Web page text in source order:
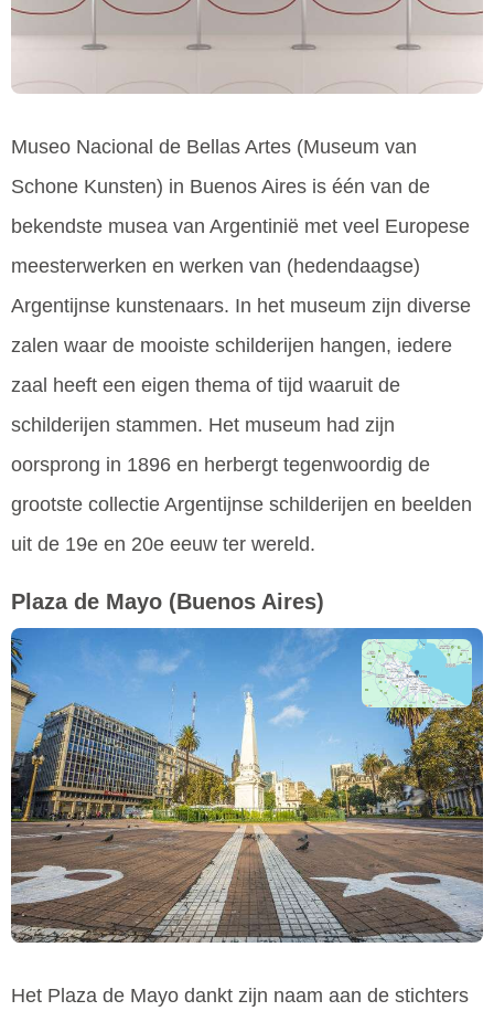
Museo Nacional de Bellas Artes (Museum van
Schone Kunsten) in Buenos Aires is één van de
bekendste musea van Argentinië met veel Europese
meesterwerken en werken van (hedendaagse)
Argentijnse kunstenaars. In het museum zijn diverse
zalen waar de mooiste schilderijen hangen, iedere
zaal heeft een eigen thema of tijd waaruit de
schilderijen stammen. Het museum had zijn
oorsprong in 1896 en herbergt tegenwoordig de
grootste collectie Argentijnse schilderijen en beelden
uit de 19e en 20e eeuw ter wereld.
Plaza de Mayo (Buenos Aires)
Het Plaza de Mayo dankt zijn naam aan de stichters